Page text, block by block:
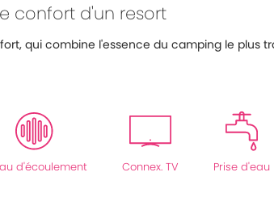
confort d'un resort
qui combine l'essence du camping le plus
d'écoulement Connex. TV Prise d'eau